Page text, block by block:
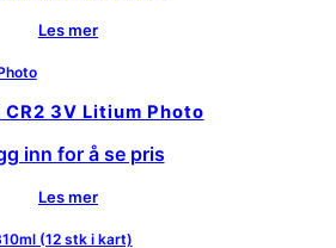
Les mer
3V Litium Photo
inn for å se pris
Les mer